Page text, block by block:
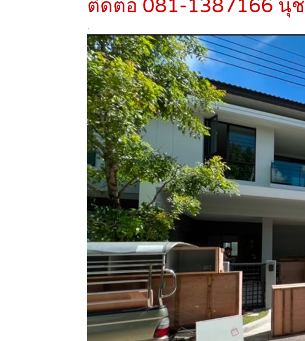
ติดต่อ 081-1387166 นุช
.